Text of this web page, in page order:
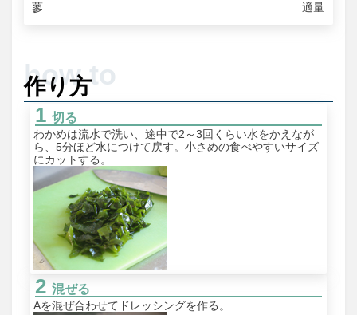
蓼
適量
作り方
切る
わかめは流水で洗い、途中で2～3回くらい水をかえなが
ら、5分ほど水につけて戻す。小さめの食べやすいサイズ
にカットする。
混ぜる
Aを混ぜ合わせてドレッシングを作る。